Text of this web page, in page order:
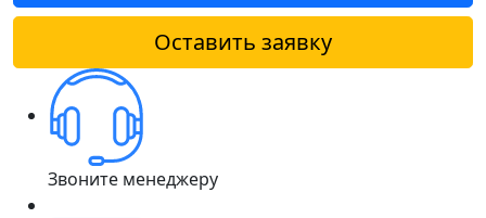
Оставить заявку
Звоните менеджеру